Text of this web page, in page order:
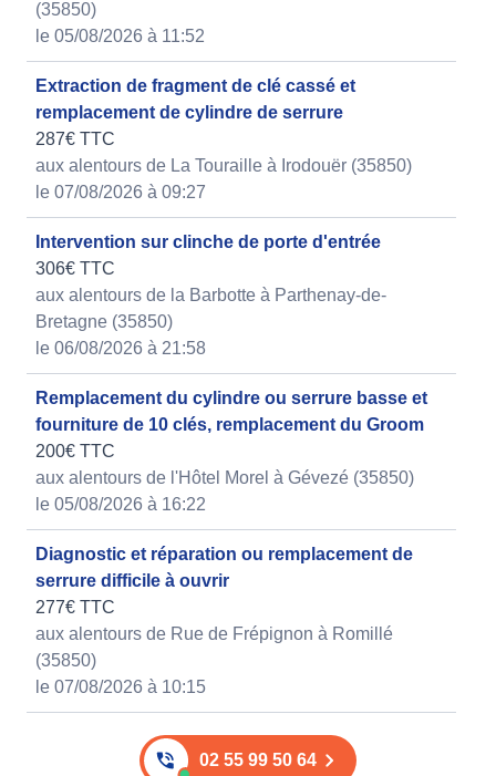
(35850)
le 05/08/2026 à 11:52
Extraction de fragment de clé cassé et
remplacement de cylindre de serrure
287€ TTC
aux alentours de La Touraille à Irodouër (35850)
le 07/08/2026 à 09:27
Intervention sur clinche de porte d'entrée
306€ TTC
aux alentours de la Barbotte à Parthenay-de-
Bretagne (35850)
le 06/08/2026 à 21:58
Remplacement du cylindre ou serrure basse et
fourniture de 10 clés, remplacement du Groom
200€ TTC
aux alentours de l'Hôtel Morel à Gévezé (35850)
le 05/08/2026 à 16:22
Diagnostic et réparation ou remplacement de
serrure difficile à ouvrir
277€ TTC
aux alentours de Rue de Frépignon à Romillé
(35850)
le 07/08/2026 à 10:15
02 55 99 50 64